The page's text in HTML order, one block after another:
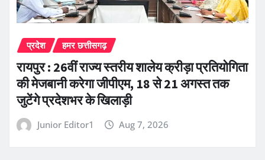
प्रदेश हमर छत्तीसगढ़
रायपुर : 26वीं राज्य स्तरीय शालेय क्रीड़ा प्रतियोगिता
की मेजबानी करेगा जीपीएम, 18 से 21 अगस्त तक
जुटेंगे प्रदेशभर के खिलाड़ी
Junior Editor1 Aug 7, 2026